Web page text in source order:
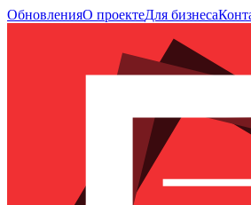
ОбновленияО проектеДля бизнеса